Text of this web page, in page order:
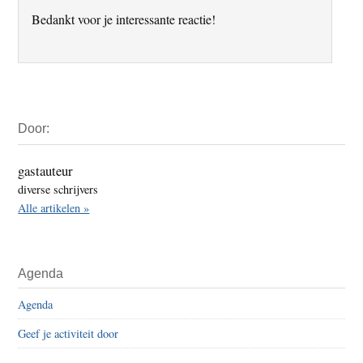
Bedankt voor je interessante reactie!
Sidebar
Door:
gastauteur
diverse schrijvers
Alle artikelen »
Agenda
Agenda
Geef je activiteit door